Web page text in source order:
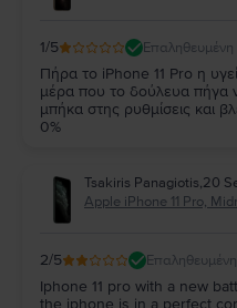
1/5 Επαληθευμένη
Πήρα το iPhone 11 Pro η
μέρα που το δούλευα πήγα
μπήκα στης ρυθμίσεις και
0%
Tsakiris Panagiotis,20
Apple iPhone 11 Pro,
2/5 Επαληθευμένη
Iphone 11 pro with a new